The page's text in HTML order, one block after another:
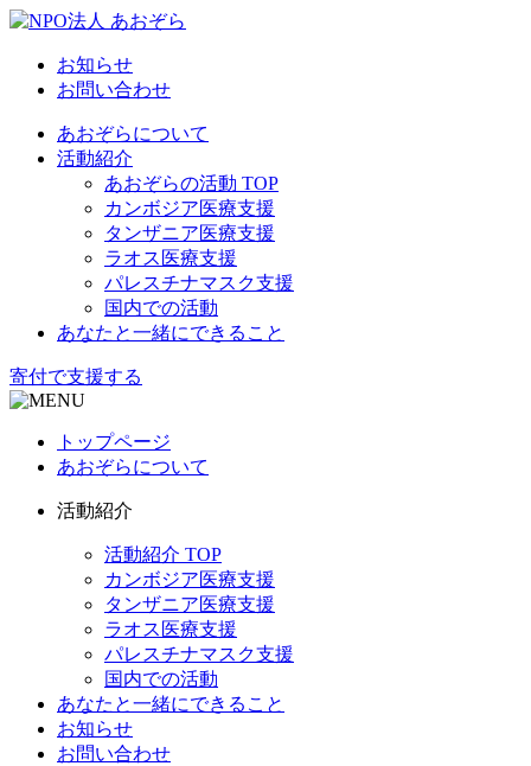
お知らせ
お問い合わせ
あおぞらについて
活動紹介
あおぞらの活動 TOP
カンボジア医療支援
タンザニア医療支援
ラオス医療支援
パレスチナマスク支援
国内での活動
あなたと一緒にできること
寄付で支援する
トップページ
あおぞらについて
活動紹介
活動紹介 TOP
カンボジア医療支援
タンザニア医療支援
ラオス医療支援
パレスチナマスク支援
国内での活動
あなたと一緒にできること
お知らせ
お問い合わせ